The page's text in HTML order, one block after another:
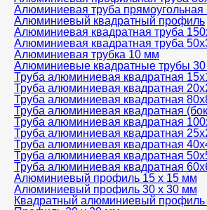
Алюминиевая труба прямоугольная
Алюминиевый квадратный профиль
Алюминиевая квадратная труба
Алюминиевая квадратная труба
Алюминиевая трубка 10 мм
Алюминиевые квадратные трубы
Труба алюминиевая квадратная
Труба алюминиевая квадратная
Труба алюминиевая квадратная
Труба алюминиевая квадратная
Труба алюминиевая квадратная
Труба алюминиевая квадратная
Труба алюминиевая квадратная
Труба алюминиевая квадратная
Труба алюминиевая квадратная
Алюминиевый профиль 15 х 15 мм
Алюминиевый профиль 30 х 30 мм
Квадратный алюминиевый профиль